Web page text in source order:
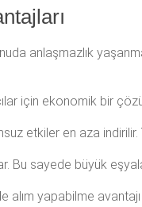
anlaşmazlık
için ekonomik bir
etkiler en aza indirilir.
sayede büyük
alım yapabilme